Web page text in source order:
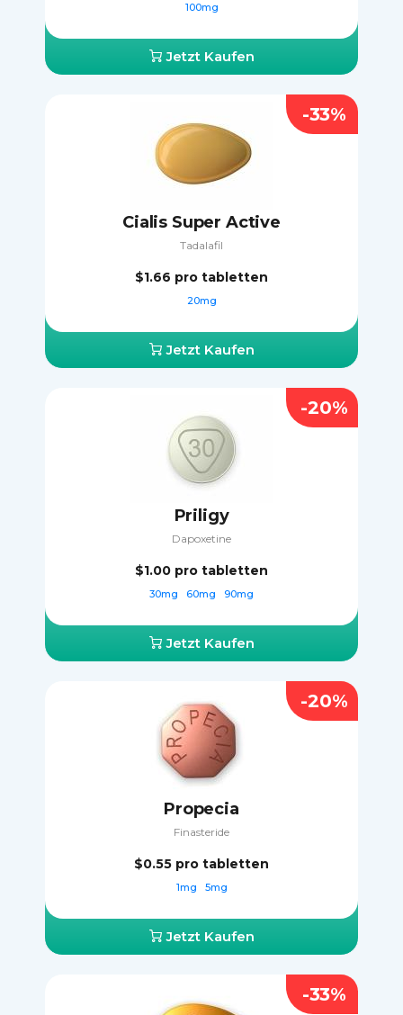
100mg
Jetzt Kaufen
Cialis Super Active
Tadalafil
$1.66 pro tabletten
20mg
Jetzt Kaufen
-33%
Priligy
Dapoxetine
$1.00 pro tabletten
30mg 60mg 90mg
Jetzt Kaufen
-20%
Propecia
Finasteride
$0.55 pro tabletten
1mg 5mg
Jetzt Kaufen
-20%
-33%